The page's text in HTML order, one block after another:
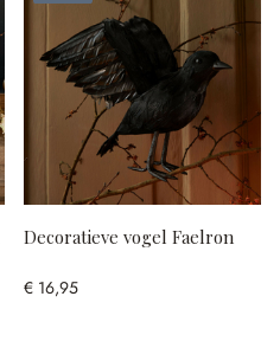
Decoratieve vogel Faelron
€ 16,95